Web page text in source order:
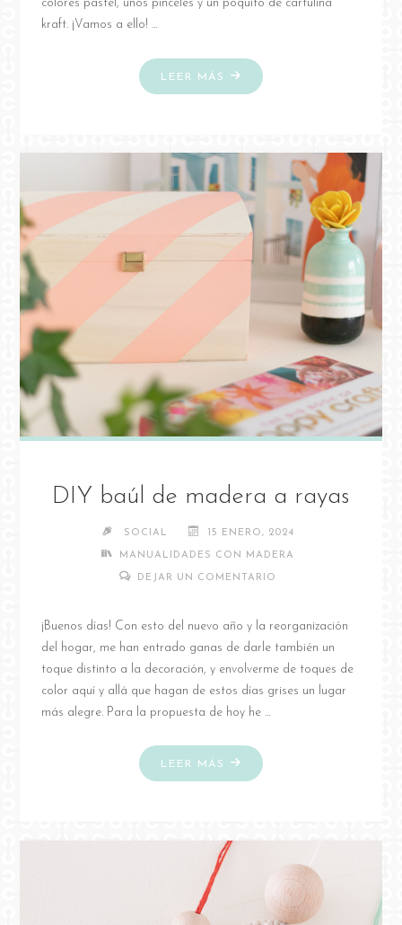
colores pastel, unos pinceles y un poquito de cartulina
kraft. ¡Vamos a ello! …
LEER MÁS
"DIY
HUEVOS
DE
MADERA"
DIY baúl de madera a rayas
SOCIAL 15 ENERO, 2024
MANUALIDADES CON MADERA
DEJAR UN COMENTARIO
¡Buenos días! Con esto del nuevo año y la reorganización
del hogar, me han entrado ganas de darle también un
toque distinto a la decoración, y envolverme de toques de
color aquí y allá que hagan de estos días grises un lugar
más alegre. Para la propuesta de hoy he …
LEER MÁS
"DIY
BAÚL
A